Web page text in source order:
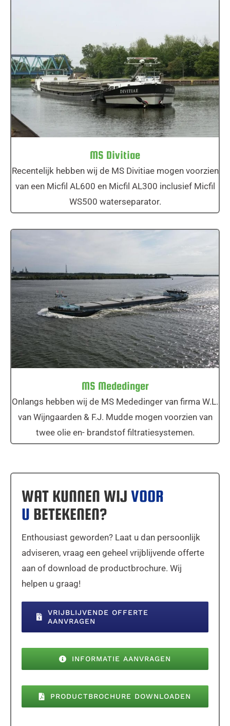
MS Divitiae
MS Divitiae
Recentelijk hebben wij de MS Divitiae mogen voorzien
van een Micfil AL600 en Micfil AL300 inclusief Micfil
WS500 waterseparator.
MS Mededinger
MS Mededinger
Onlangs hebben wij de MS Mededinger van firma W.L.
van Wijngaarden & F.J. Mudde mogen voorzien van
twee olie en- brandstof filtratiesystemen.
WAT KUNNEN WIJ VOOR
U BETEKENEN?
Enthousiast geworden? Laat u dan persoonlijk
adviseren, vraag een geheel vrijblijvende offerte
aan of download de productbrochure. Wij
helpen u graag!
VRIJBLIJVENDE OFFERTE
AANVRAGEN
INFORMATIE AANVRAGEN
PRODUCTBROCHURE DOWNLOADEN